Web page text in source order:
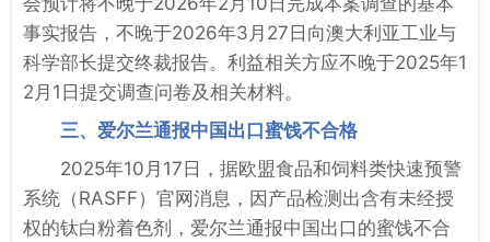
事实报告，不晚于2026年3月27日向澳大利亚工业与
科学部长提交终裁报告。利益相关方应不晚于2025年1
2月1日提交调查问卷及相关材料。
三、爱尔兰通报中国出口蜜饯不合格
2025年10月17日，据欧盟食品和饲料类快速预警
系统（RASFF）官网消息，因产品检测出含有未经授
权的钛白粉着色剂，爱尔兰通报中国出口的蜜饯不合